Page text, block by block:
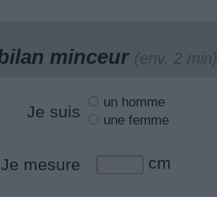
minceur (env. 2 min)
Je suis
un homme
une femme
Je mesure cm